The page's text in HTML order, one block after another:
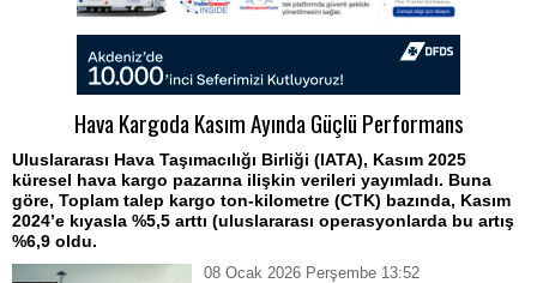
Hava Kargoda Kasım Ayında Güçlü Performans
Uluslararası Hava Taşımacılığı Birliği (IATA), Kasım 2025
küresel hava kargo pazarına ilişkin verileri yayımladı. Buna
göre, Toplam talep kargo ton-kilometre (CTK) bazında, Kasım
2024’e kıyasla %5,5 arttı (uluslararası operasyonlarda bu artış
%6,9 oldu.
08 Ocak 2026 Perşembe 13:52